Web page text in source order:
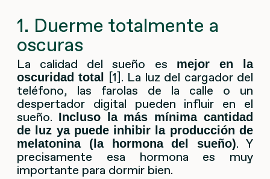
1. Duerme totalmente a
oscuras
La calidad del sueño es
mejor en la
oscuridad total
[1]. La luz del cargador del
teléfono, las farolas de la calle o un
despertador digital pueden influir en el
sueño. Incluso la más mínima cantidad
de luz ya puede inhibir la producción de
melatonina (la hormona del sueño). Y
precisamente esa hormona es muy
importante para dormir bien.